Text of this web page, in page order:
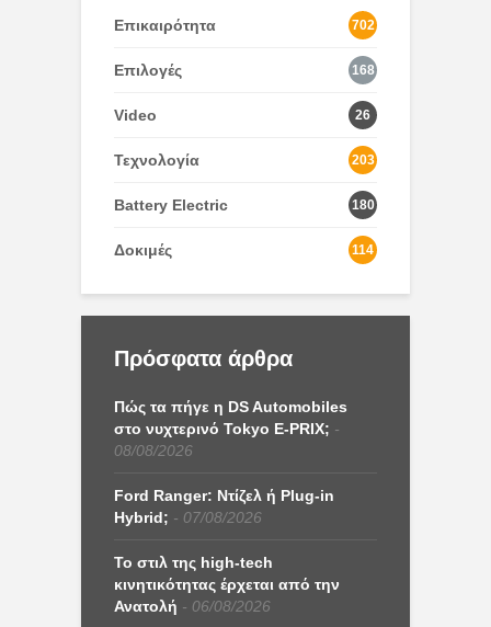
Επικαιρότητα 702
Επιλογές 168
Video 26
Τεχνολογία 203
Battery Electric 180
Δοκιμές 114
Πρόσφατα άρθρα
Πώς τα πήγε η DS Automobiles
στο νυχτερινό Tokyo E-PRIX;
08/08/2026
Ford Ranger: Ντίζελ ή Plug-in
Hybrid;
07/08/2026
Το στιλ της high-tech
κινητικότητας έρχεται από την
Ανατολή
06/08/2026